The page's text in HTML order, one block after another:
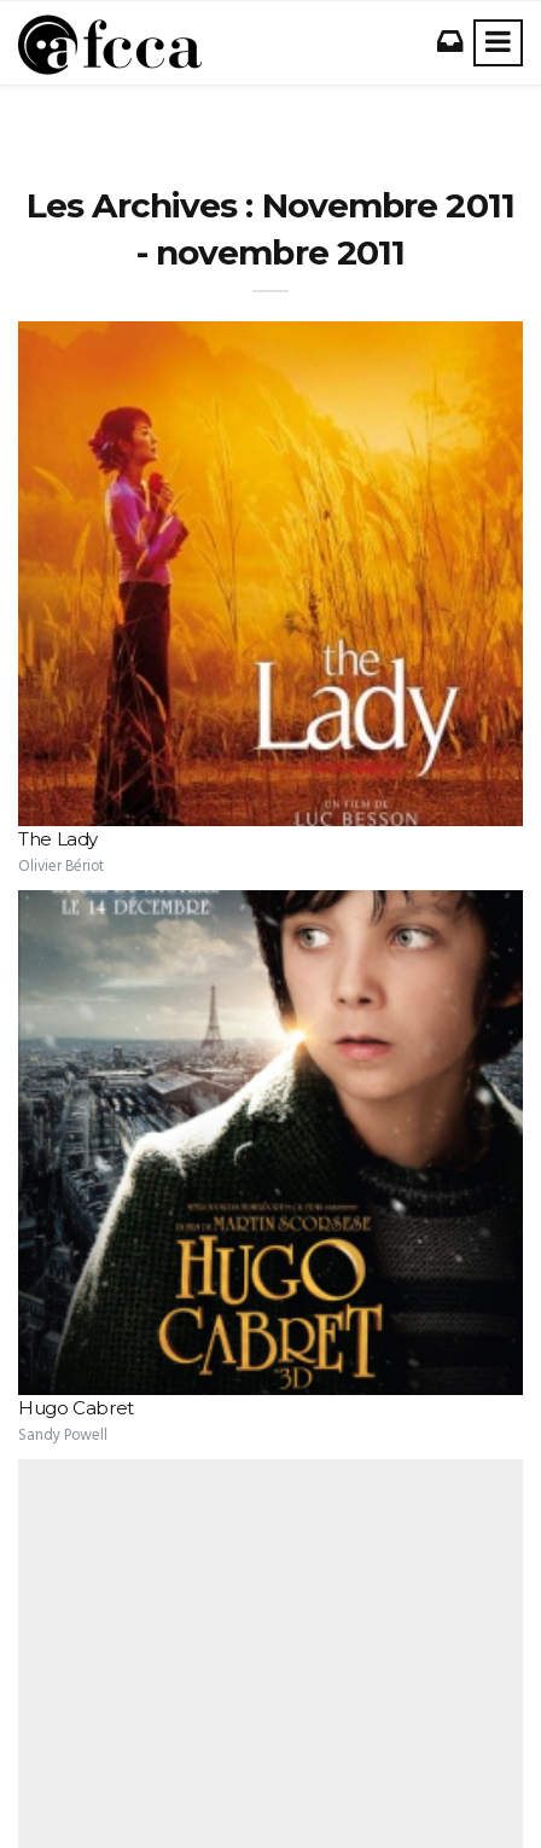
Les Archives : Novembre 2011
- novembre 2011
The Lady
Olivier Bériot
Hugo Cabret
Sandy Powell